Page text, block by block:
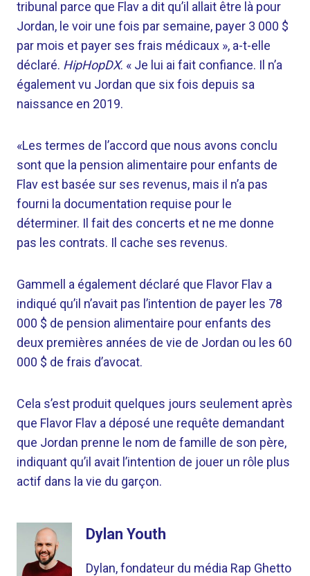
tribunal parce que Flav a dit qu’il allait être là pour
Jordan, le voir une fois par semaine, payer 3 000 $
par mois et payer ses frais médicaux », a-t-elle
déclaré. HipHopDX. « Je lui ai fait confiance. Il n’a
également vu Jordan que six fois depuis sa
naissance en 2019.
«Les termes de l’accord que nous avons conclu
sont que la pension alimentaire pour enfants de
Flav est basée sur ses revenus, mais il n’a pas
fourni la documentation requise pour le
déterminer. Il fait des concerts et ne me donne
pas les contrats. Il cache ses revenus.
Gammell a également déclaré que Flavor Flav a
indiqué qu’il n’avait pas l’intention de payer les 78
000 $ de pension alimentaire pour enfants des
deux premières années de vie de Jordan ou les 60
000 $ de frais d’avocat.
Cela s’est produit quelques jours seulement après
que Flavor Flav a déposé une requête demandant
que Jordan prenne le nom de famille de son père,
indiquant qu’il avait l’intention de jouer un rôle plus
actif dans la vie du garçon.
Dylan Youth
Dylan, fondateur du média Rap Ghetto